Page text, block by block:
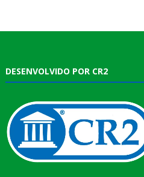
DESENVOLVIDO POR CR2